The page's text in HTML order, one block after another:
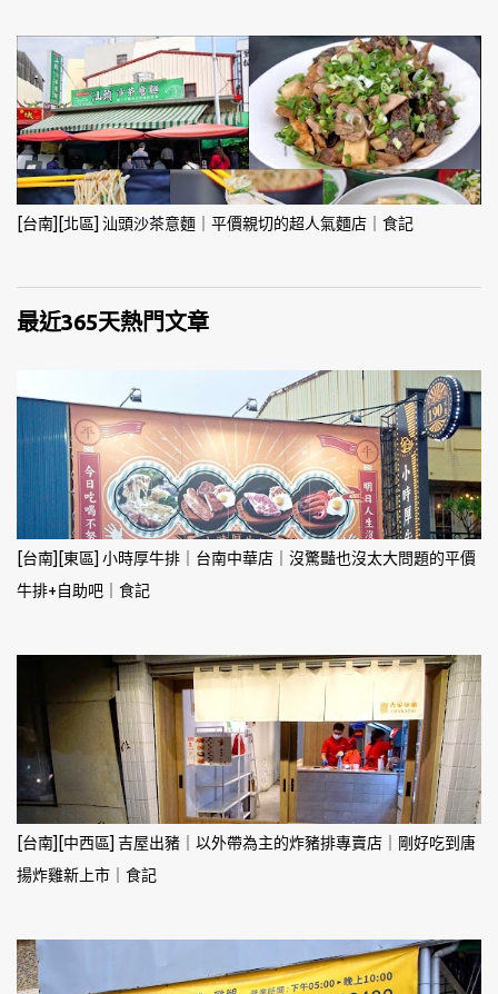
[台南][北區] 汕頭沙茶意麵｜平價親切的超人氣麵店｜食記
最近365天熱門文章
[台南][東區] 小時厚牛排｜台南中華店｜沒驚豔也沒太大問題的平價
牛排+自助吧｜食記
[台南][中西區] 吉屋出豬｜以外帶為主的炸豬排專賣店｜剛好吃到唐
揚炸雞新上市｜食記